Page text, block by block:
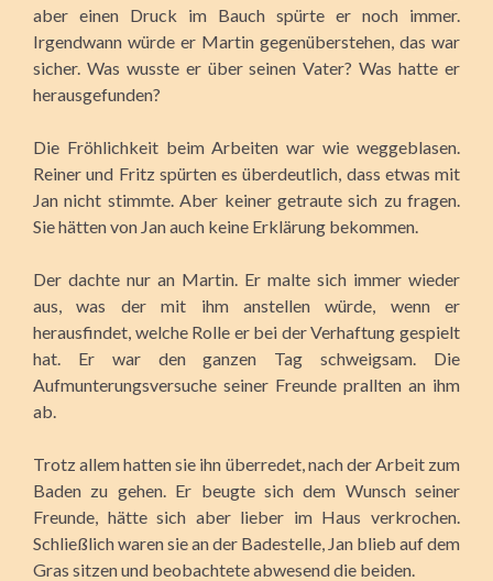
aber einen Druck im Bauch spürte er noch immer.
Irgendwann würde er Martin gegenüberstehen, das war
sicher. Was wusste er über seinen Vater? Was hatte er
herausgefunden?
Die Fröhlichkeit beim Arbeiten war wie weggeblasen.
Reiner und Fritz spürten es überdeutlich, dass etwas mit
Jan nicht stimmte. Aber keiner getraute sich zu fragen.
Sie hätten von Jan auch keine Erklärung bekommen.
Der dachte nur an Martin. Er malte sich immer wieder
aus, was der mit ihm anstellen würde, wenn er
herausfindet, welche Rolle er bei der Verhaftung gespielt
hat. Er war den ganzen Tag schweigsam. Die
Aufmunterungsversuche seiner Freunde prallten an ihm
ab.
Trotz allem hatten sie ihn überredet, nach der Arbeit zum
Baden zu gehen. Er beugte sich dem Wunsch seiner
Freunde, hätte sich aber lieber im Haus verkrochen.
Schließlich waren sie an der Badestelle, Jan blieb auf dem
Gras sitzen und beobachtete abwesend die beiden.